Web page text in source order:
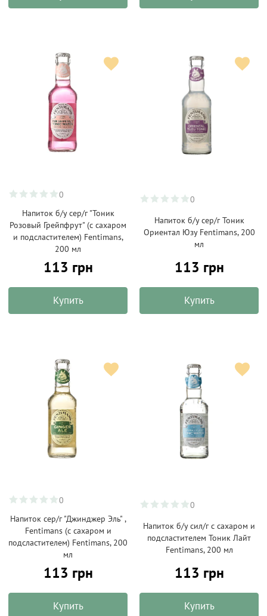
0
Напиток б/у сер/г "Тоник
Розовый Грейпфрут" (с сахаром
и подсластителем) Fentimans,
200 мл
113 грн
Купить
0
Напиток б/у сер/г Тоник
Ориентал Юзу Fentimans, 200
мл
113 грн
Купить
0
Напиток сер/г "Джинджер Эль" ,
Fentimans (с сахаром и
подсластителем) Fentimans, 200
мл
113 грн
Купить
0
Напиток б/у сил/г с сахаром и
подсластителем Тоник Лайт
Fentimans, 200 мл
113 грн
Купить